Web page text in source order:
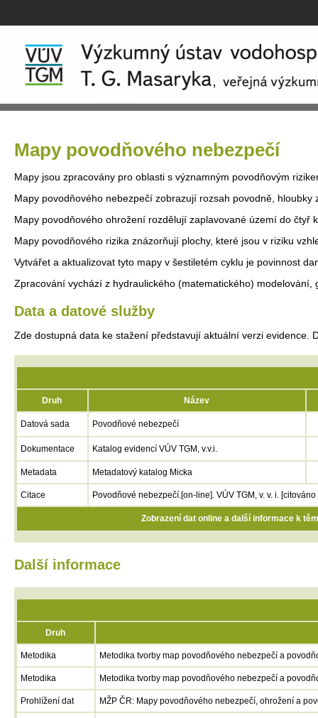
Mapy povodňového nebezpečí
Mapy jsou zpracovány pro oblasti s významným povodňovým
Mapy povodňového nebezpečí zobrazují rozsah povodně,
Mapy povodňového ohrožení rozdělují zaplavované území do
Mapy povodňového rizika znázorňují plochy, které jsou v riziku
Vytvářet a aktualizovat tyto mapy v šestiletém cyklu je povinnost
Zpracování vychází z hydraulického (matematického)
Data a datové služby
Zde dostupná data ke stažení představují aktuální verzi evidence.
Druh Název
Datová sada Povodňové nebezpečí
Dokumentace Katalog evidencí VÚV TGM, v.v.i.
Metadata Metadatový katalog Micka
Citace Povodňové nebezpečí.[on-line]. VÚV TGM, v. v. i.
Zobrazení dat online a další informace k
Další informace
Druh
Metodika Metodika tvorby map povodňového nebezpečí a
Metodika Metodika tvorby map povodňového nebezpečí a
Prohlížení dat MŽP ČR: Mapy povodňového nebezpečí, ohrožení a